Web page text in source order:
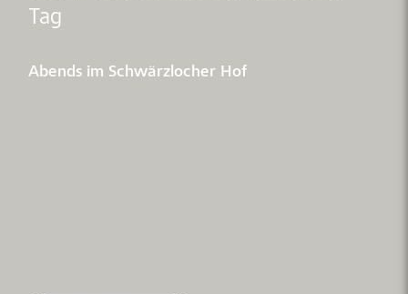
Tag
Abends im Schwärzlocher Hof